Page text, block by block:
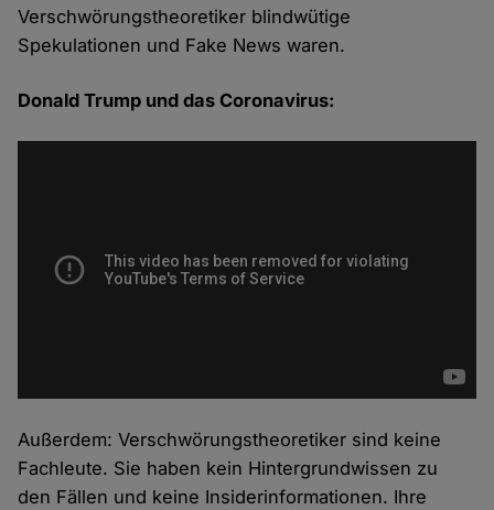
Verschwörungstheoretiker blindwütige
Spekulationen und Fake News waren.
Donald Trump und das Coronavirus:
Außerdem: Verschwörungstheoretiker sind keine
Fachleute. Sie haben kein Hintergrundwissen zu
den Fällen und keine Insiderinformationen. Ihre